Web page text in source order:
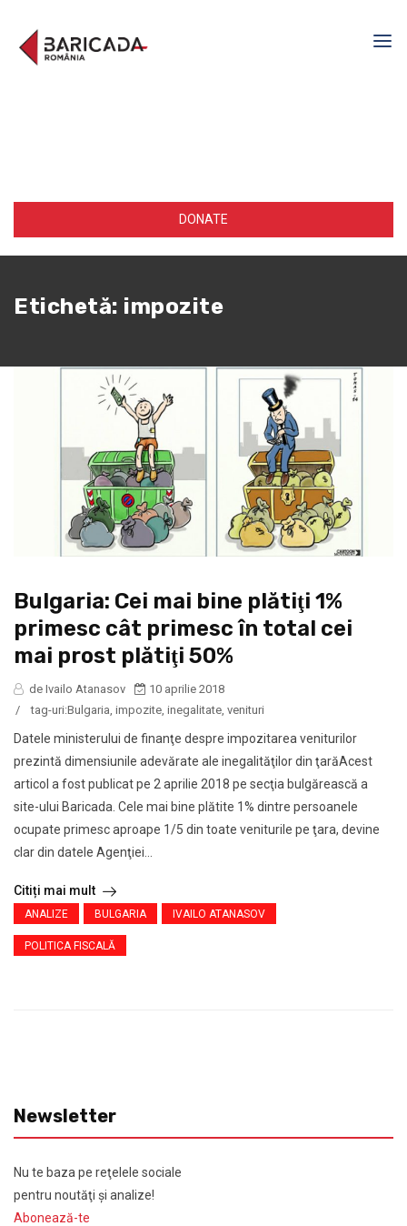
DONATE
Etichetă: impozite
Bulgaria: Cei mai bine plătiţi 1%
primesc cât primesc în total cei
mai prost plătiţi 50%
de Ivailo Atanasov
10 aprilie 2018
/
tag-uri:Bulgaria, impozite, inegalitate, venituri
Datele ministerului de finanţe despre impozitarea veniturilor
prezintă dimensiunile adevărate ale inegalităţilor din ţarăAcest
articol a fost publicat pe 2 aprilie 2018 pe secţia bulgărească a
site-ului Baricada. Cele mai bine plătite 1% dintre persoanele
ocupate primesc aproape 1/5 din toate veniturile pe ţara, devine
clar din datele Agenţiei...
Citiți mai mult
ANALIZE BULGARIA IVAILO ATANASOV
POLITICA FISCALĂ
Newsletter
Nu te baza pe reţelele sociale
pentru noutăţi şi analize!
Abonează-te